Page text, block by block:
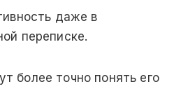
даже в
переписке.
более точно понять его